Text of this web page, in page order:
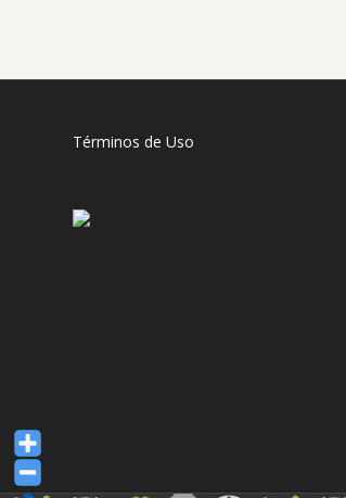
Términos de Uso